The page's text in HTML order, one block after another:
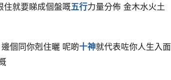
住就要睇成個盤嘅五行力量分佈 金木水火土
個同你剋住曬 呢啲十神就代表咗你人生入面